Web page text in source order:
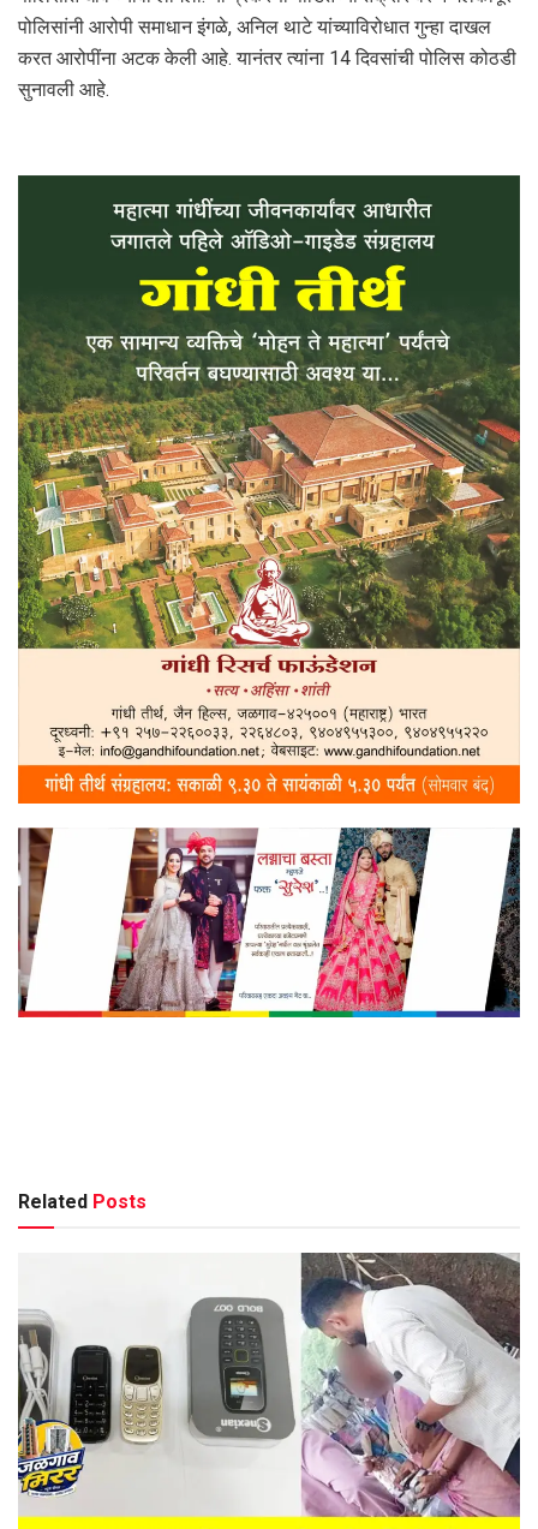
पोलिसांनी‎ आरोपी समाधान इंगळे, अनिल थाटे यांच्या‎विरोधात गुन्हा दाखल
करत आरोपींना‎ अटक केली आहे.‎ यानंतर त्यांना 14 दिवसांची पोलिस कोठडी
सुनावली आहे.
Related Posts